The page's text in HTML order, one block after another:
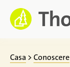
Zum
Inhalt
springen
Casa >Conoscere